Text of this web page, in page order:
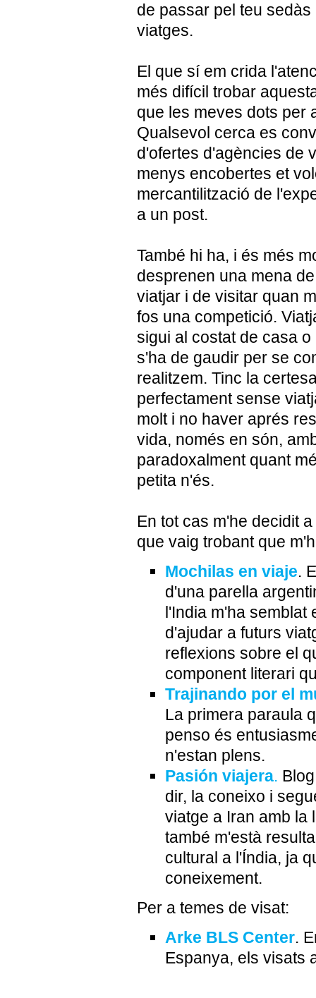
de passar pel teu
viatges.
El que sí em crida
més difícil trobar
que les meves dots per
Qualsevol cerca es
d'ofertes d'agències de
menys encobertes et
mercantilització de
a un post.
També hi ha, i és més
desprenen una mena
viatjar i de visitar quan
fos una competició.
sigui al costat de casa
s'ha de gaudir per se
realitzem. Tinc la
perfectament sense
molt i no haver aprés
vida, només en són,
paradoxalment quant
petita n'és.
En tot cas m'he decidit
que vaig trobant que
Mochilas en viaje.
d'una parella
l'India m'ha
d'ajudar a futurs
reflexions sobre el
component literari
Trajinando por el
La primera paraula
penso és
n'estan plens.
Pasión viajera.
dir, la coneixo i
viatge a Iran amb la
també m'està
cultural a l'Índia, ja
coneixement.
Per a temes de visat:
Arke BLS Center.
Espanya, els visats